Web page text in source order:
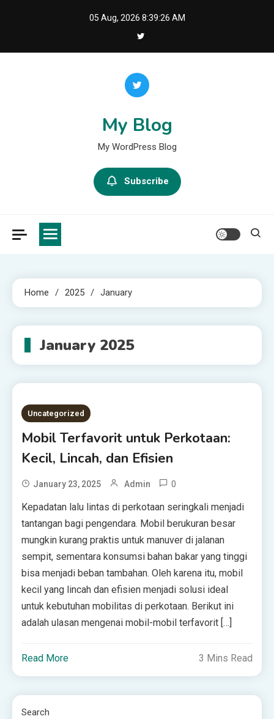
05 Aug, 2026 8:39:26 AM
My Blog
My WordPress Blog
Subscribe
Home 2025 January
January 2025
Uncategorized
Mobil Terfavorit untuk Perkotaan:
Kecil, Lincah, dan Efisien
January 23, 2025 Admin 0
Kepadatan lalu lintas di perkotaan seringkali menjadi
tantangan bagi pengendara. Mobil berukuran besar
mungkin kurang praktis untuk manuver di jalanan
sempit, sementara konsumsi bahan bakar yang tinggi
bisa menjadi beban tambahan. Oleh karena itu, mobil
kecil yang lincah dan efisien menjadi solusi ideal
untuk kebutuhan mobilitas di perkotaan. Berikut ini
adalah ulasan mengenai mobil-mobil terfavorit […]
Read More 3 Mins Read
Search